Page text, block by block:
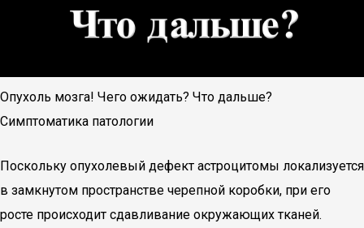
Опухоль мозга! Чего ожидать? Что дальше?
Симптоматика патологии
Поскольку опухолевый дефект астроцитомы локализуется
в замкнутом пространстве черепной коробки, при его
росте происходит сдавливание окружающих тканей.